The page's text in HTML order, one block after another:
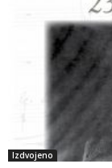
Izdvojeno